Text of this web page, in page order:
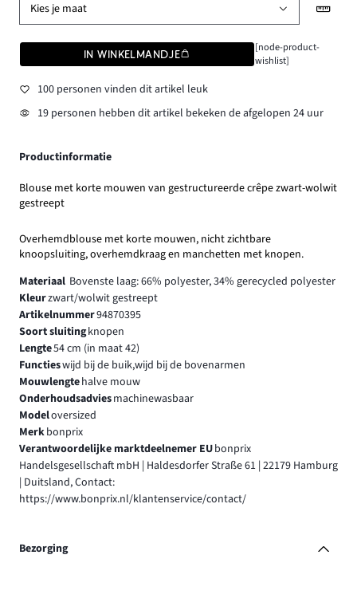
Kies je maat
IN WINKELMANDJE
[node-product-
wishlist]
100 personen vinden dit artikel leuk
19 personen hebben dit artikel bekeken de afgelopen 24 uur
Productinformatie
Blouse met korte mouwen van gestructureerde crêpe zwart-wolwit
gestreept
Overhemdblouse met korte mouwen, nicht zichtbare
knoopsluiting, overhemdkraag en manchetten met knopen.
Materiaal Bovenste laag: 66% polyester, 34% gerecycled polyester
Kleurzwart/wolwit gestreept
Artikelnummer94870395
Soort sluitingknopen
Lengte54 cm (in maat 42)
Functieswijd bij de buik,wijd bij de bovenarmen
Mouwlengtehalve mouw
Onderhoudsadviesmachinewasbaar
Modeloversized
Merkbonprix
Verantwoordelijke marktdeelnemer EUbonprix
Handelsgesellschaft mbH | Haldesdorfer Straße 61 | 22179 Hamburg
| Duitsland, Contact:
https://www.bonprix.nl/klantenservice/contact/
Bezorging